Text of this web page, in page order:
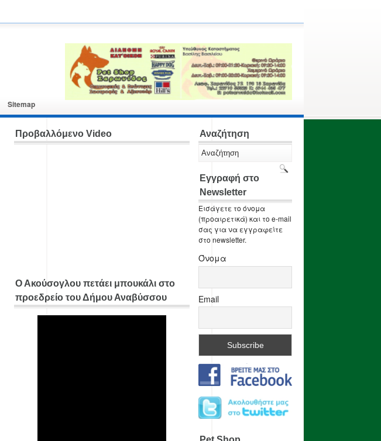
Sitemap
Προβαλλόμενο Video
Ο Ακούσογλου πετάει μπουκάλι στο
προεδρείο του Δήμου Αναβύσσου
Αναζήτηση
Εγγραφή στο
Newsletter
Εισάγετε το όνομα
(προαιρετικά) και το e-mail
σας για να εγγραφείτε
στο newsletter.
Όνομα
Email